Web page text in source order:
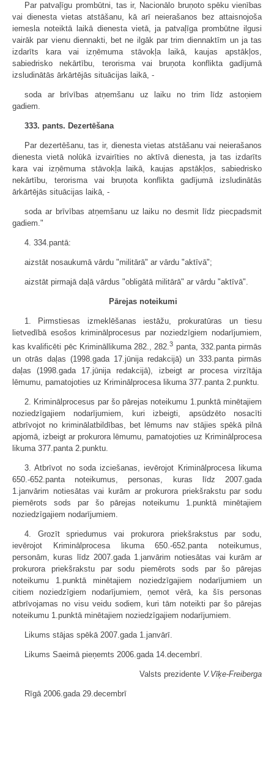
Par patvaļīgu prombūtni, tas ir, Nacionālo bruņoto spēku vienības
vai dienesta vietas atstāšanu, kā arī neierašanos bez attaisnojoša
iemesla noteiktā laikā dienesta vietā, ja patvaļīga prombūtne ilgusi
vairāk par vienu diennakti, bet ne ilgāk par trim diennaktīm un ja tas
izdarīts kara vai izņēmuma stāvokļa laikā, kaujas apstākļos,
sabiedrisko nekārtību, terorisma vai bruņota konflikta gadījumā
izsludinātās ārkārtējās situācijas laikā, -
soda ar brīvības atņemšanu uz laiku no trim līdz astoņiem
gadiem.
333. pants. Dezertēšana
Par dezertēšanu, tas ir, dienesta vietas atstāšanu vai neierašanos
dienesta vietā nolūkā izvairīties no aktīvā dienesta, ja tas izdarīts
kara vai izņēmuma stāvokļa laikā, kaujas apstākļos, sabiedrisko
nekārtību, terorisma vai bruņota konflikta gadījumā izsludinātās
ārkārtējās situācijas laikā, -
soda ar brīvības atņemšanu uz laiku no desmit līdz piecpadsmit
gadiem."
4. 334.pantā:
aizstāt nosaukumā vārdu "militārā" ar vārdu "aktīvā";
aizstāt pirmajā daļā vārdus "obligātā militārā" ar vārdu "aktīvā".
Pārejas noteikumi
1. Pirmstiesas izmeklēšanas iestāžu, prokuratūras un tiesu
lietvedībā esošos kriminālprocesus par noziedzīgiem nodarījumiem,
kas kvalificēti pēc Krimināllikuma 282., 282.3 panta, 332.panta pirmās
un otrās daļas (1998.gada 17.jūnija redakcijā) un 333.panta pirmās
daļas (1998.gada 17.jūnija redakcijā), izbeigt ar procesa virzītāja
lēmumu, pamatojoties uz Kriminālprocesa likuma 377.panta 2.punktu.
2. Kriminālprocesus par šo pārejas noteikumu 1.punktā minētajiem
noziedzīgajiem nodarījumiem, kuri izbeigti, apsūdzēto nosacīti
atbrīvojot no kriminālatbildības, bet lēmums nav stājies spēkā pilnā
apjomā, izbeigt ar prokurora lēmumu, pamatojoties uz Kriminālprocesa
likuma 377.panta 2.punktu.
3. Atbrīvot no soda izciešanas, ievērojot Kriminālprocesa likuma
650.-652.panta noteikumus, personas, kuras līdz 2007.gada
1.janvārim notiesātas vai kurām ar prokurora priekšrakstu par sodu
piemērots sods par šo pārejas noteikumu 1.punktā minētajiem
noziedzīgajiem nodarījumiem.
4. Grozīt spriedumus vai prokurora priekšrakstus par sodu,
ievērojot Kriminālprocesa likuma 650.-652.panta noteikumus,
personām, kuras līdz 2007.gada 1.janvārim notiesātas vai kurām ar
prokurora priekšrakstu par sodu piemērots sods par šo pārejas
noteikumu 1.punktā minētajiem noziedzīgajiem nodarījumiem un
citiem noziedzīgiem nodarījumiem, ņemot vērā, ka šīs personas
atbrīvojamas no visu veidu sodiem, kuri tām noteikti par šo pārejas
noteikumu 1.punktā minētajiem noziedzīgajiem nodarījumiem.
Likums stājas spēkā 2007.gada 1.janvārī.
Likums Saeimā pieņemts 2006.gada 14.decembrī.
Valsts prezidente V.Vīķe-Freiberga
Rīgā 2006.gada 29.decembrī